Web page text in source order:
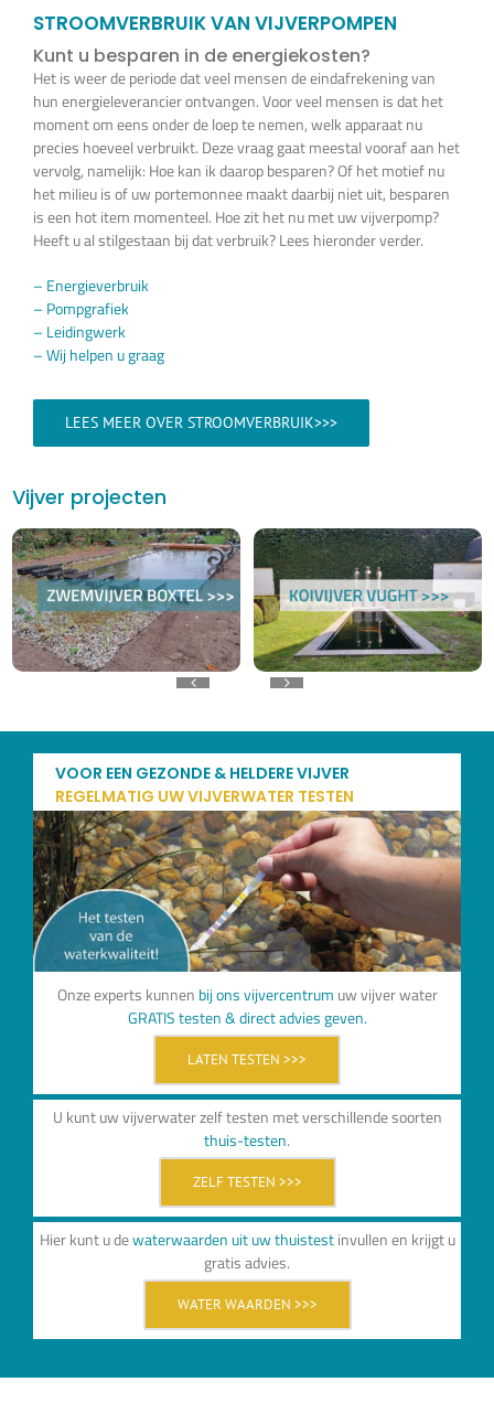
Vijverplanten
Koi’s en siervissen
Waterkwaliteit
Impressie
Contact
STROOMVERBRUIK VAN VIJVERPOMPEN
Kunt u besparen in de energiekosten?
Het is weer de periode dat veel mensen de eindafrekening van
hun energieleverancier ontvangen. Voor veel mensen is dat het
moment om eens onder de loep te nemen, welk apparaat nu
precies hoeveel verbruikt. Deze vraag gaat meestal vooraf aan het
vervolg, namelijk: Hoe kan ik daarop besparen? Of het motief nu
het milieu is of uw portemonnee maakt daarbij niet uit, besparen
is een hot item momenteel. Hoe zit het nu met uw vijverpomp?
Heeft u al stilgestaan bij dat verbruik? Lees hieronder verder.
– Energieverbruik
– Pompgrafiek
– Leidingwerk
– Wij helpen u graag
LEES MEER OVER STROOMVERBRUIK>>>
Vijver projecten
VOOR EEN GEZONDE & HELDERE VIJVER
REGELMATIG UW VIJVERWATER TESTEN
Onze experts kunnen bij ons vijvercentrum uw vijver water
GRATIS testen & direct advies geven.
LATEN TESTEN >>>
U kunt uw vijverwater zelf testen met verschillende soorten
thuis-testen.
ZELF TESTEN >>>
Hier kunt u dewaterwaarden uit uw thuistestinvullen en krijgt u
gratis advies.
WATER WAARDEN >>>